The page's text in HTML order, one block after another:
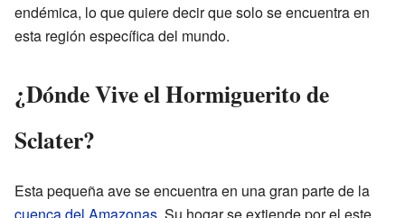
endémica, lo que quiere decir que solo se encuentra en
esta región específica del mundo.
¿Dónde Vive el Hormiguerito de
Sclater?
Esta pequeña ave se encuentra en una gran parte de la
cuenca del Amazonas. Su hogar se extiende por el este